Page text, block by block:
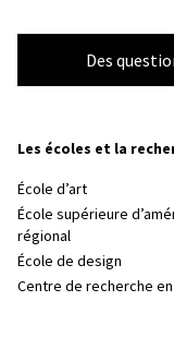
Des
Les écoles et la
École d’art
École supérieure
régional
École de design
Centre de recherche